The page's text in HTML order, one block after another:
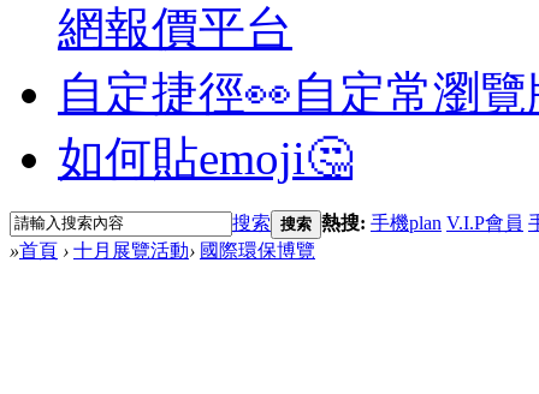
網報價平台
自定捷徑👀自定常瀏
如何貼emoji🤔
搜索 搜索 熱搜: 手機plan V.I.P會員
»首頁 › 十月展覽活動› 國際環保博覽